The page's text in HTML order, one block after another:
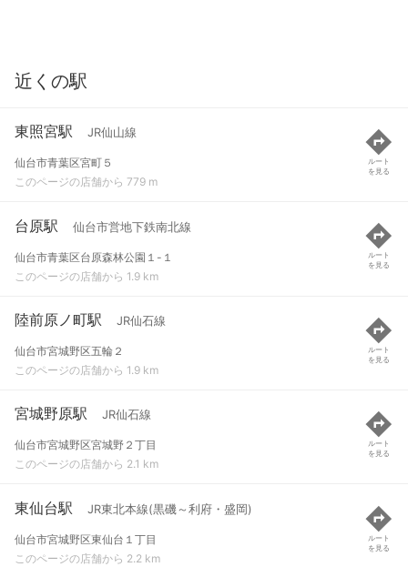
近くの駅
東照宮駅 JR仙山線
仙台市青葉区宮町５
このページの店舗から 779 m
ルート
を見る
台原駅 仙台市営地下鉄南北線
仙台市青葉区台原森林公園１-１
このページの店舗から 1.9 km
ルート
を見る
陸前原ノ町駅 JR仙石線
仙台市宮城野区五輪２
このページの店舗から 1.9 km
ルート
を見る
宮城野原駅 JR仙石線
仙台市宮城野区宮城野２丁目
このページの店舗から 2.1 km
ルート
を見る
東仙台駅 JR東北本線(黒磯～利府・盛岡)
仙台市宮城野区東仙台１丁目
このページの店舗から 2.2 km
ルート
を見る